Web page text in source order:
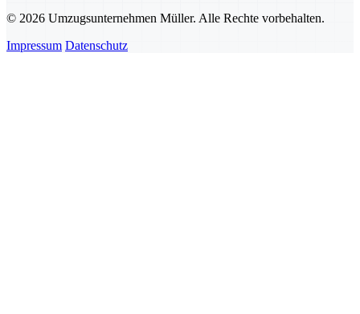
© 2026 Umzugsunternehmen Müller. Alle Rechte vorbehalten.
Impressum Datenschutz